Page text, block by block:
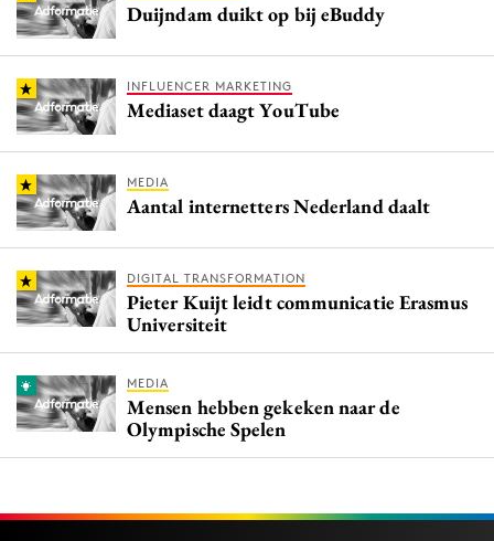
Duijndam duikt op bij eBuddy
INFLUENCER MARKETING
Mediaset daagt YouTube
MEDIA
Aantal internetters Nederland daalt
DIGITAL TRANSFORMATION
Pieter Kuijt leidt communicatie Erasmus
Universiteit
MEDIA
Mensen hebben gekeken naar de
Olympische Spelen